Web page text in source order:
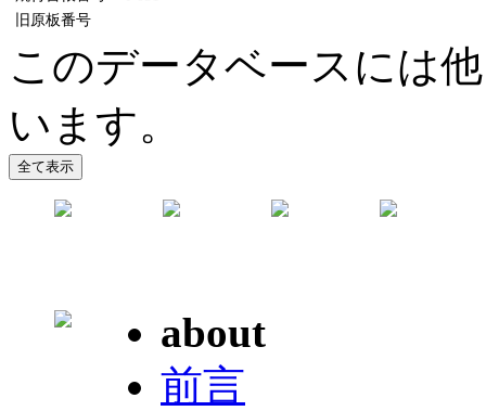
旧原板番号
このデータベースには
います。
about
前言